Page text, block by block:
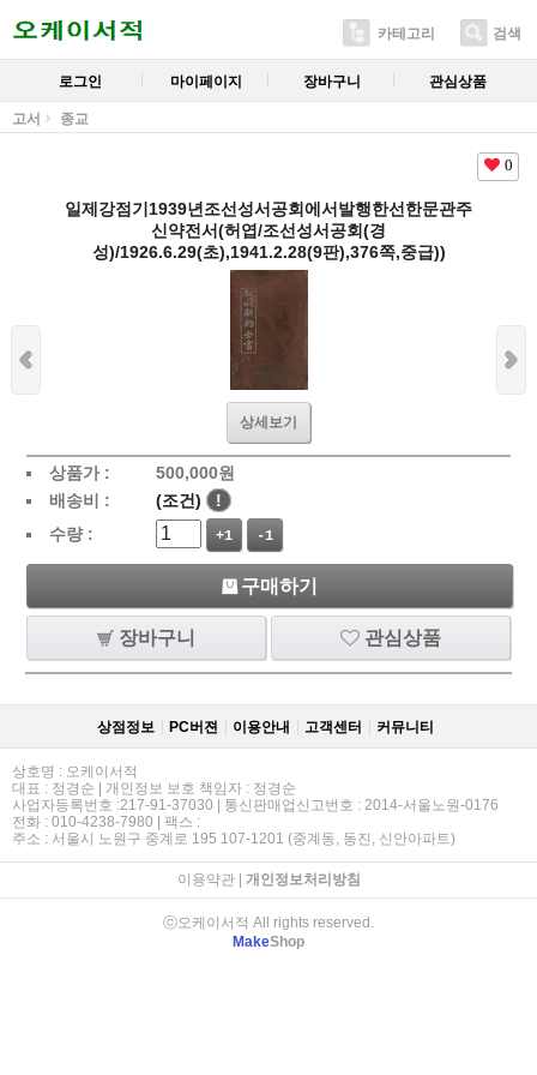
카테고리 검색
로그인 마이페이지 장바구니 관심상품
고서 종교
0
일제강점기1939년조선성서공회에서발행한선한문관주
신약전서(허엽/조선성서공회(경
성)/1926.6.29(초),1941.2.28(9판),376쪽,중급))
상세보기
상품가 : 500,000원
배송비 :
(조건)
!
수량 :
+1 -1
구매하기
장바구니 관심상품
상점정보 PC버젼 이용안내 고객센터 커뮤니티
상호명 : 오케이서적
대표 : 정경순 | 개인정보 보호 책임자 : 정경순
사업자등록번호 :217-91-37030 | 통신판매업신고번호 : 2014-서울노원-0176
전화 : 010-4238-7980 | 팩스 :
주소 : 서울시 노원구 중계로 195 107-1201 (중계동, 동진, 신안아파트)
이용약관| 개인정보처리방침
ⓒ오케이서적 All rights reserved.
MakeShop